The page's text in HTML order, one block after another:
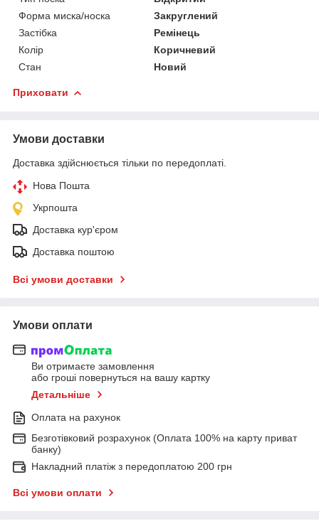
Форма миска/носка
Закруглений
Застібка
Ремінець
Колір
Коричневий
Стан
Новий
Приховати
Умови доставки
Доставка здійснюється тільки по передоплаті.
Нова Пошта
Укрпошта
Доставка кур'єром
Доставка поштою
Всі умови доставки
Умови оплати
Ви отримаєте замовлення
або гроші повернуться на вашу картку
Детальніше
Оплата на рахунок
Безготівковий розрахунок (Оплата 100% на карту приват
банку)
Накладний платіж з передоплатою 200 грн
Всі умови оплати